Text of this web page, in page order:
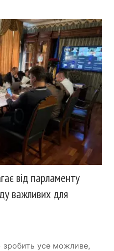
від парламенту
важливих для
зробить усе можливе,